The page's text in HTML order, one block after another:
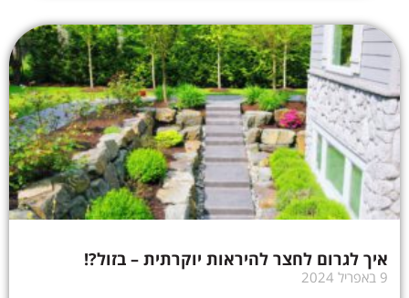
איך לגרום לחצר להיראות יוקרתית – בזול?!
9 באפריל 2024